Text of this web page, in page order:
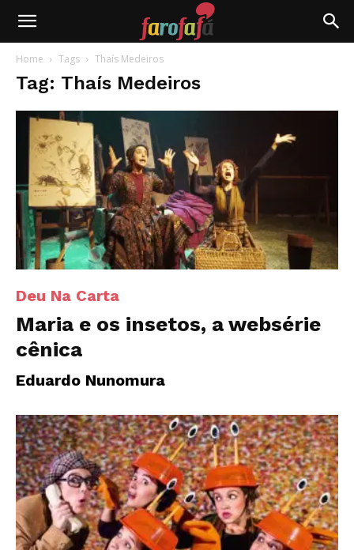
Farofafá
Home Tags Thaís Medeiros
Tag: Thaís Medeiros
Deu Na Carta
Maria e os insetos, a websérie
cênica
Eduardo Nunomura